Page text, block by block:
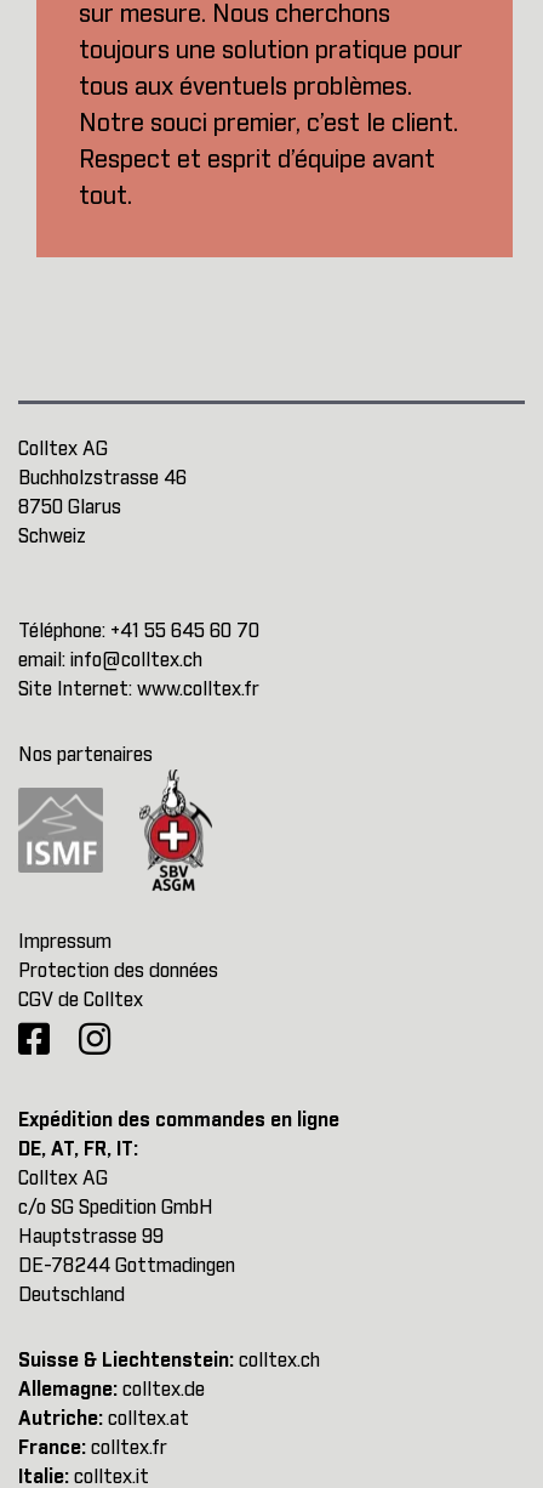
sur mesure. Nous cherchons
toujours une solution pratique pour
tous aux éventuels problèmes.
Notre souci premier, c’est le client.
Respect et esprit d’équipe avant
tout.
Colltex AG
Buchholzstrasse 46
8750 Glarus
Schweiz
Téléphone: +41 55 645 60 70
email: info@colltex.ch
Site Internet: www.colltex.fr
Nos partenaires
Impressum
Protection des données
CGV de Colltex
Expédition des commandes en ligne
DE, AT, FR, IT:
Colltex AG
c/o SG Spedition GmbH
Hauptstrasse 99
DE-78244 Gottmadingen
Deutschland
Suisse & Liechtenstein: colltex.ch
Allemagne: colltex.de
Autriche: colltex.at
France: colltex.fr
Italie: colltex.it